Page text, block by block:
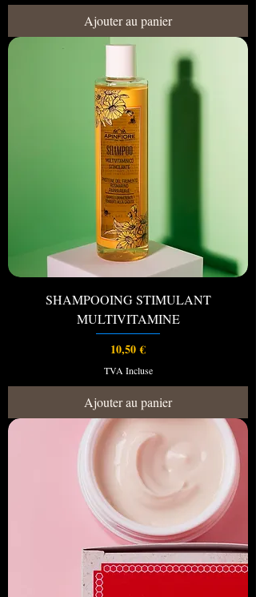
Ajouter au panier
SHAMPOOING STIMULANT
MULTIVITAMINE
Prix
10,50 €
TVA Incluse
Ajouter au panier